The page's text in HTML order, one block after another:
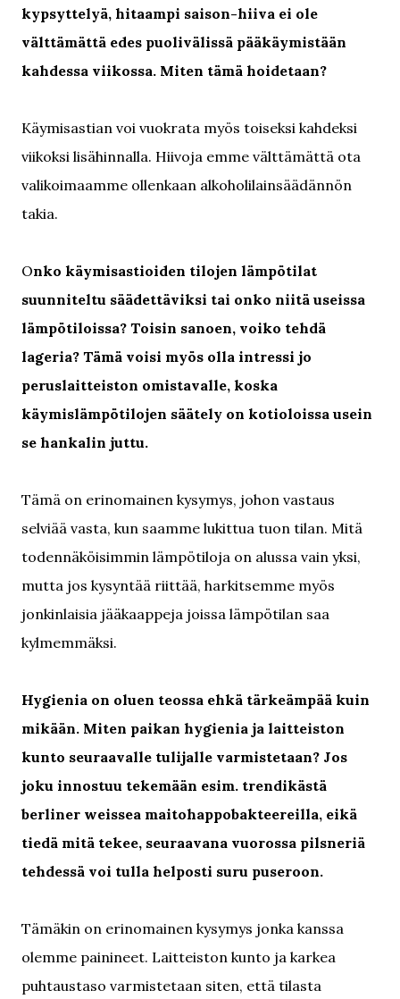
kypsyttelyä, hitaampi saison-hiiva ei ole
välttämättä edes puolivälissä pääkäymistään
kahdessa viikossa. Miten tämä hoidetaan?
Käymisastian voi vuokrata myös toiseksi kahdeksi
viikoksi lisähinnalla. Hiivoja emme välttämättä ota
valikoimaamme ollenkaan alkoholilainsäädännön
takia.
Onko käymisastioiden tilojen lämpötilat
suunniteltu säädettäviksi tai onko niitä useissa
lämpötiloissa? Toisin sanoen, voiko tehdä
lageria? Tämä voisi myös olla intressi jo
peruslaitteiston omistavalle, koska
käymislämpötilojen säätely on kotioloissa usein
se hankalin juttu.
Tämä on erinomainen kysymys, johon vastaus
selviää vasta, kun saamme lukittua tuon tilan. Mitä
todennäköisimmin lämpötiloja on alussa vain yksi,
mutta jos kysyntää riittää, harkitsemme myös
jonkinlaisia jääkaappeja joissa lämpötilan saa
kylmemmäksi.
Hygienia on oluen teossa ehkä tärkeämpää kuin
mikään. Miten paikan hygienia ja laitteiston
kunto seuraavalle tulijalle varmistetaan? Jos
joku innostuu tekemään esim. trendikästä
berliner weissea maitohappobakteereilla, eikä
tiedä mitä tekee, seuraavana vuorossa pilsneriä
tehdessä voi tulla helposti suru puseroon.
Tämäkin on erinomainen kysymys jonka kanssa
olemme painineet. Laitteiston kunto ja karkea
puhtaustaso varmistetaan siten, että tilasta